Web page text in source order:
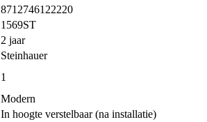
8712746122220
1569ST
2 jaar
Steinhauer
1
Modern
In hoogte verstelbaar (na installatie)